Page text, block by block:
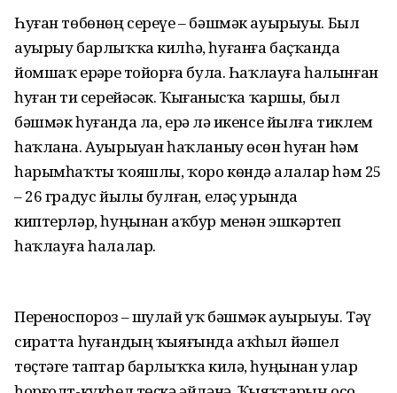
Һуған төбөнөң сереүе – бәшмәк ауырыуы. Был
ауырыу барлыҡҡа килһә, һуғанға баҫҡанда
йомшаҡ ерҙәрҙе тойорға була. Һаҡлауға һалынған
һуған тиҙ серейәсәк. Ҡыҙғанысҡа ҡаршы, был
бәшмәк һуғанда ла, ерҙә лә икенсе йылға тиклем
һаҡлана. Ауырыуҙан һаҡланыу өсөн һуған һәм
һарымһаҡты ҡояшлы, ҡоро көндә алалар һәм 25
– 26 градус йылы булған, еләҫ урында
киптерләр, һуңынан аҡбур менән эшкәртеп
һаҡлауға һалалар.
Переноспороз – шулай уҡ бәшмәк ауырыуы. Тәү
сиратта һуғандың ҡыяғында аҡһыл йәшел
төҫтәге таптар барлыҡҡа килә, һуңынан улар